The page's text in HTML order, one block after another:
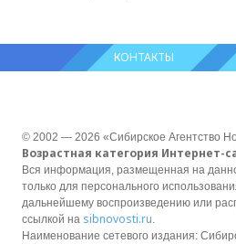
КОНТАКТЫ
© 2002 — 2026 «Сибирское Агентство
Возрастная категория Интернет-
Вся информация, размещенная на
только для персонального
дальнейшему воспроизведению или
ссылкой на sibnovosti.ru.
Наименование сетевого издания: